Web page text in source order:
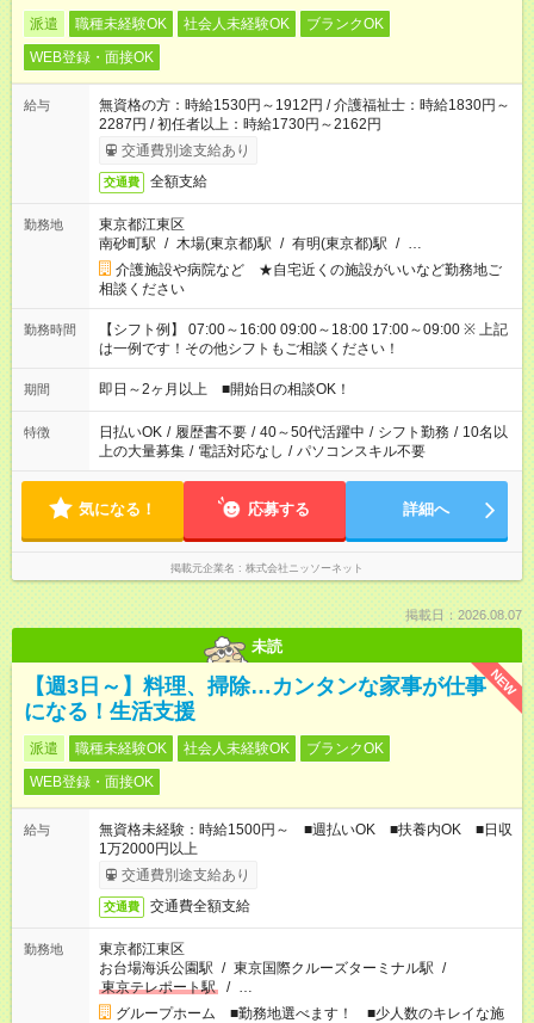
派遣 職種未経験OK 社会人未経験OK
ブランクOK
WEB登録・面接OK
給与
無資格の方：時給1530円～1912円 / 介護福祉士：時給1830円～
2287円 / 初任者以上：時給1730円～2162円
交通費別途支給あり
交通費 全額支給
勤務地
東京都江東区
南砂町駅 / 木場(東京都)駅 / 有明(東京都)駅 / …
介護施設や病院など ★自宅近くの施設がいいなど勤務地ご
相談ください
勤務時間
【シフト例】 07:00～16:00 09:00～18:00 17:00～09:00 ※ 上記
は一例です！その他シフトもご相談ください！
期間 即日～2ヶ月以上 ■開始日の相談OK！
特徴 日払いOK / 履歴書不要 / 40～50代活躍中 / シフト勤務 / 10名以
上の大量募集 / 電話対応なし / パソコンスキル不要
気になる！ 応募する 詳細へ
掲載元企業名 株式会社ニッソーネット
掲載日：2026.08.07
未読
NEW
【週3日～】料理、掃除…カンタンな家事が仕事
になる！生活支援
派遣 職種未経験OK 社会人未経験OK
ブランクOK
WEB登録・面接OK
給与
無資格未経験：時給1500円～ ■週払いOK ■扶養内OK ■日収
1万2000円以上
交通費別途支給あり
交通費 交通費全額支給
勤務地
東京都江東区
お台場海浜公園駅 / 東京国際クルーズターミナル駅 /
東京テレポート駅
/ …
グループホーム ■勤務地選べます！ ■少人数のキレイな施